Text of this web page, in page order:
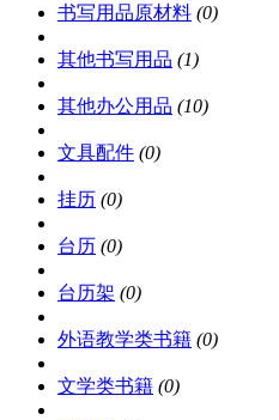
书写用品原材料 (0)
其他书写用品 (1)
其他办公用品 (10)
文具配件 (0)
挂历 (0)
台历 (0)
台历架 (0)
外语教学类书籍 (0)
文学类书籍 (0)